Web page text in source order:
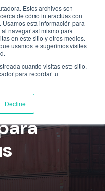
Estos archivos son
de cómo interactúas con
esta información para
navegar así mismo para
en este sitio y otros medios.
usamos te sugerimos visites
cuando visitas este sitio.
para recordar tu
Decline
800 507 4073